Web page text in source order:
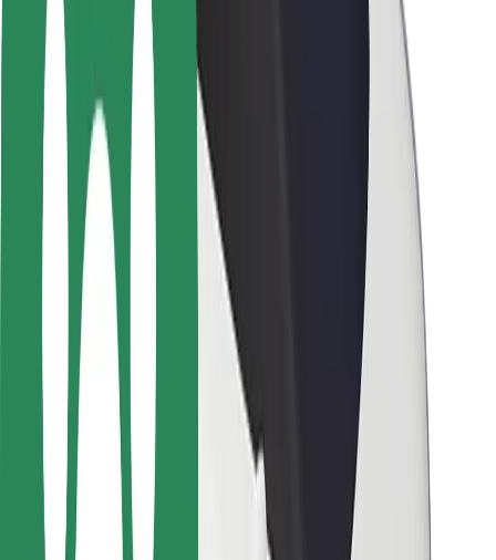
Pasažieru drošība
Autovadītāju drošība
Skrejriteņu drošība
Drošības laboratorija
Pilsētas
Pilsētas
Risinājumi pilsētām
Lidostas
Bolt uzlādes statīvi
Palīdzība
Pasažieriem
Autovadītājiem
Kurjeriem
Bolt Food